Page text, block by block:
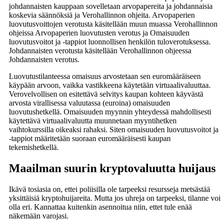
johdannaisten kauppaan sovelletaan arvopapereita ja johdannaisia
koskevia säännöksiä ja Verohallinnon ohjeita. Arvopaperien
luovutusvoittojen verotusta käsitellään muun muassa Verohallinnon
ohjeissa Arvopaperien luovutusten verotus ja Omaisuuden
luovutusvoitot ja -tappiot luonnollisen henkilön tuloverotuksessa.
Johdannaisten verotusta käsitellään Verohallinnon ohjeessa
Johdannaisten verotus.
Luovutustilanteessa omaisuus arvostetaan sen euromääräiseen
käypään arvoon, vaikka vastikkeena käytetään virtuaalivaluuttaa.
Verovelvollisen on esitettävä selvitys kaupan kohteen käyvästä
arvosta virallisessa valuutassa (euroina) omaisuuden
luovutushetkellä. Omaisuuden myynnin yhteydessä mahdollisesti
käytettävä virtuaalivaluutta muunnetaan myyntihetken
vaihtokurssilla oikeaksi rahaksi. Siten omaisuuden luovutusvoitot ja
-tappiot määritetään suoraan euromääräisesti kaupan
tekemishetkellä.
Maailman suurin kryptovaluutta huijaus
Ikävä tosiasia on, ettei poliisilla ole tarpeeksi resursseja metsästää
yksittäisiä kryptohuijareita. Mutta jos uhreja on tarpeeksi, tilanne voi
olla eri. Kannattaa kuitenkin asennoitua niin, ettet tule enää
näkemään varojasi.